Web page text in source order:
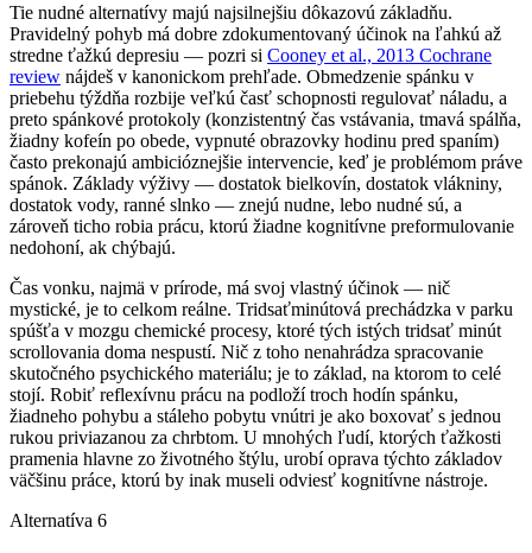
Tie nudné alternatívy majú najsilnejšiu dôkazovú základňu.
Pravidelný pohyb má dobre zdokumentovaný účinok na ľahkú až
stredne ťažkú depresiu — pozri si Cooney et al., 2013 Cochrane
review nájdeš v kanonickom prehľade. Obmedzenie spánku v
priebehu týždňa rozbije veľkú časť schopnosti regulovať náladu, a
preto spánkové protokoly (konzistentný čas vstávania, tmavá spálňa,
žiadny kofeín po obede, vypnuté obrazovky hodinu pred spaním)
často prekonajú ambicióznejšie intervencie, keď je problémom práve
spánok. Základy výživy — dostatok bielkovín, dostatok vlákniny,
dostatok vody, ranné slnko — znejú nudne, lebo nudné sú, a
zároveň ticho robia prácu, ktorú žiadne kognitívne preformulovanie
nedohoní, ak chýbajú.
Čas vonku, najmä v prírode, má svoj vlastný účinok — nič
mystické, je to celkom reálne. Tridsaťminútová prechádzka v parku
spúšťa v mozgu chemické procesy, ktoré tých istých tridsať minút
scrollovania doma nespustí. Nič z toho nenahrádza spracovanie
skutočného psychického materiálu; je to základ, na ktorom to celé
stojí. Robiť reflexívnu prácu na podloží troch hodín spánku,
žiadneho pohybu a stáleho pobytu vnútri je ako boxovať s jednou
rukou priviazanou za chrbtom. U mnohých ľudí, ktorých ťažkosti
pramenia hlavne zo životného štýlu, urobí oprava týchto základov
väčšinu práce, ktorú by inak museli odviesť kognitívne nástroje.
Alternatíva 6